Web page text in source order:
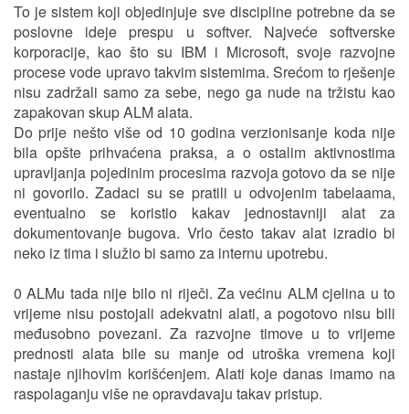
To je sistem koji objedinjuje sve discipline potrebne da se
poslovne ideje prespu u softver. Najveće softverske
korporacije, kao što su IBM i Microsoft, svoje razvojne
procese vode upravo takvim sistemima. Srećom to rješenje
nisu zadržali samo za sebe, nego ga nude na tržistu kao
zapakovan skup ALM alata.
Do prije nešto više od 10 godina verzionisanje koda nije
bila opšte prihvaćena praksa, a o ostalim aktivnostima
upravljanja pojedinim procesima razvoja gotovo da se nije
ni govorilo. Zadaci su se pratili u odvojenim tabelaama,
eventualno se koristio kakav jednostavniji alat za
dokumentovanje bugova. Vrlo često takav alat izradio bi
neko iz tima i služio bi samo za internu upotrebu.
0 ALMu tada nije bilo ni riječi. Za većinu ALM cjelina u to
vrijeme nisu postojali adekvatni alati, a pogotovo nisu bili
međusobno povezani. Za razvojne timove u to vrijeme
prednosti alata bile su manje od utroška vremena koji
nastaje njihovim korišćenjem. Alati koje danas imamo na
raspolaganju više ne opravdavaju takav pristup.